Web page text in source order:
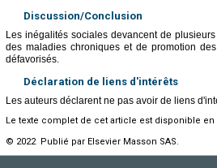
Discussion/Conclusion
Les inégalités sociales devancent de
des maladies chroniques et de promotion
défavorisés.
Déclaration de liens d'intérêts
Les auteurs déclarent ne pas avoir de liens
Le texte complet de cet article est disponible en
© 2022 Publié par Elsevier Masson SAS.